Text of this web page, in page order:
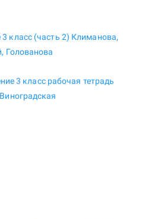
класс (часть 2) Климанова,
Голованова